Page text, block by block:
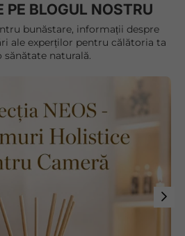
PE BLOGUL NOSTRU
bunăstare, informații despre
ale experților pentru călătoria ta
sănătate naturală.